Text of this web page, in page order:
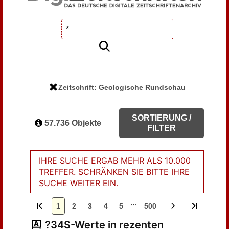
Zeitschrift: Geologische Rundschau
57.736 Objekte
SORTIERUNG /
FILTER
IHRE SUCHE ERGAB MEHR ALS 10.000
TREFFER. SCHRÄNKEN SIE BITTE IHRE
SUCHE WEITER EIN.
1 2 3 4 5 … 500
?34S-Werte in rezenten